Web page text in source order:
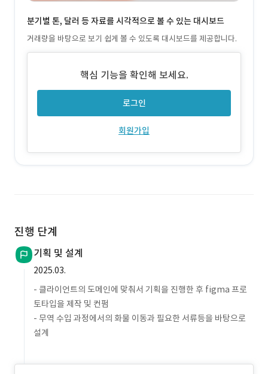
분기별 톤, 달러 등 자료를 시각적으로 볼 수 있는 대시보드
거래량을 바탕으로 보기 쉽게 볼 수 있도록 대시보드를 제공합니다.
핵심 기능을 확인해 보세요.
로그인
회원가입
진행 단계
기획 및 설계
2025.03.
- 클라이언트의 도메인에 맞춰서 기획을 진행한 후 figma 프로
토타입을 제작 및 컨펌
- 무역 수입 과정에서의 화물 이동과 필요한 서류등을 바탕으로
설계